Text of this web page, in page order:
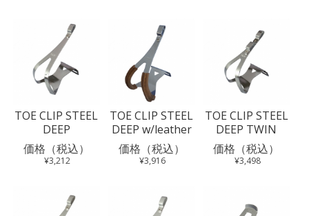
TOE CLIP STEEL
DEEP
価格（税込）
¥3,212
TOE CLIP STEEL
DEEP w/leather
価格（税込）
¥3,916
TOE CLIP STEEL
DEEP TWIN
価格（税込）
¥3,498